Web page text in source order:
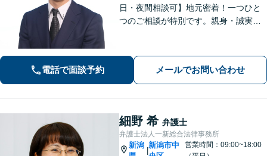
日・夜間相談可】地元密着！一つひと
つのご相談が特別です。親身・誠実な
応。まずはご相談ください【柏崎駅4分
｜近隣駐車場あり｜弁護士歴10年以
上】
電話で面談予約 メールでお問い合わせ
細野 希 弁護士
弁護士法人一新総合法律事務所
新潟
|
新潟市中
営業時間：09:00~18:00